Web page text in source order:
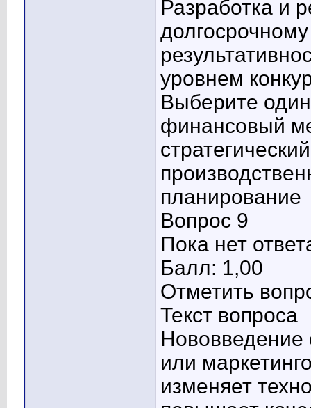
Разработка и
уровнем
Выберите
финансовый
планирование
Вопрос 9
Пока нет
Балл: 1,00
Отметить
Текст вопроса
Нововведение
или
изменяет